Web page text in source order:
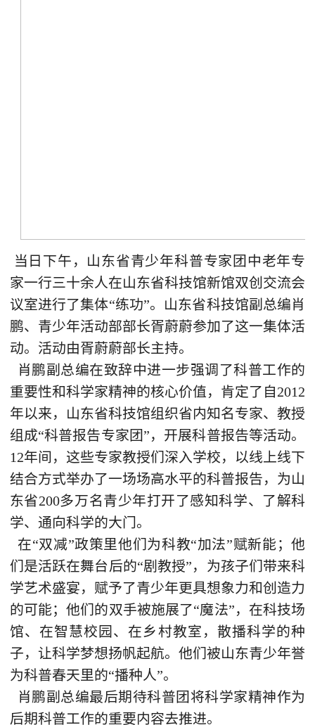
当日下午，山东省青少年科普专家团中老年专
家一行三十余人在山东省科技馆新馆双创交流会
议室进行了集体“练功”。山东省科技馆副总编肖
鹏、青少年活动部部长胥蔚蔚参加了这一集体活
动。活动由胥蔚蔚部长主持。
肖鹏副总编在致辞中进一步强调了科普工作的
重要性和科学家精神的核心价值，肯定了自2012
年以来，山东省科技馆组织省内知名专家、教授
组成“科普报告专家团”，开展科普报告等活动。
12年间，这些专家教授们深入学校，以线上线下
结合方式举办了一场场高水平的科普报告，为山
东省200多万名青少年打开了感知科学、了解科
学、通向科学的大门。
在“双减”政策里他们为科教“加法”赋新能；他
们是活跃在舞台后的“剧教授”，为孩子们带来科
学艺术盛宴，赋予了青少年更具想象力和创造力
的可能；他们的双手被施展了“魔法”，在科技场
馆、在智慧校园、在乡村教室，散播科学的种
子，让科学梦想扬帆起航。他们被山东青少年誉
为科普春天里的“播种人”。
肖鹏副总编最后期待科普团将科学家精神作为
后期科普工作的重要内容去推进。